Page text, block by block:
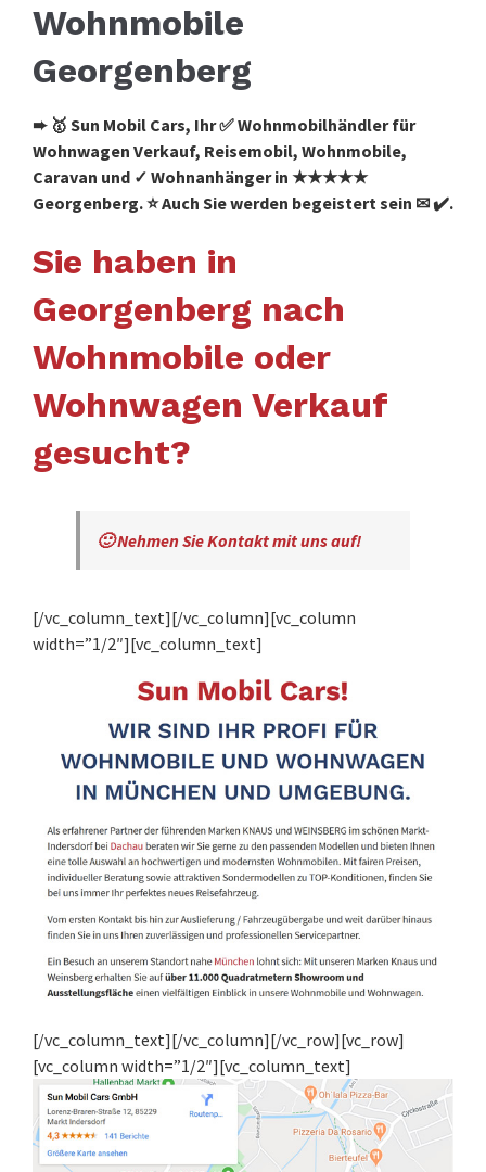
Wohnmobile
Georgenberg
➨ 🥇 Sun Mobil Cars, Ihr ✅ Wohnmobilhändler für
Wohnwagen Verkauf, Reisemobil, Wohnmobile,
Caravan und ✓ Wohnanhänger in ★★★★★
Georgenberg. ⭐ Auch Sie werden begeistert sein ✉ ✔️.
Sie haben in
Georgenberg nach
Wohnmobile oder
Wohnwagen Verkauf
gesucht?
🙂 Nehmen Sie Kontakt mit uns auf!
[/vc_column_text][/vc_column][vc_column
width=”1/2″][vc_column_text]
[/vc_column_text][/vc_column][/vc_row][vc_row]
[vc_column width=”1/2″][vc_column_text]